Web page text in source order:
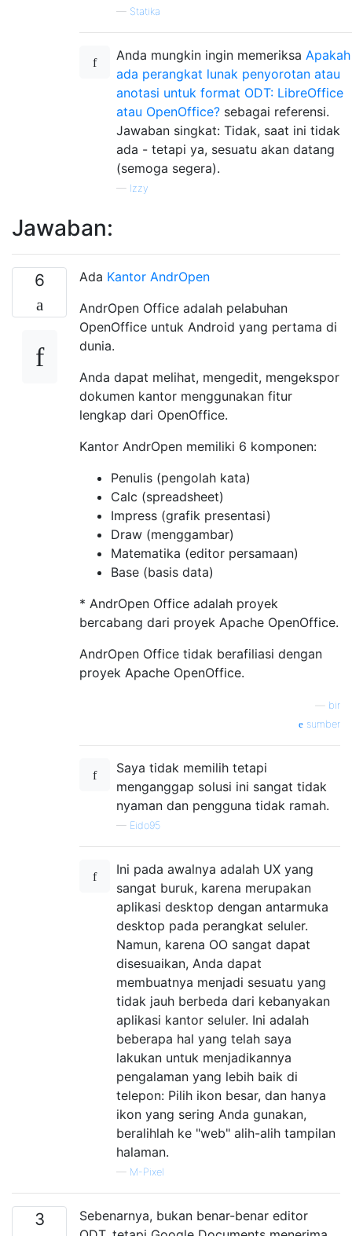
— Statika
Anda mungkin ingin memeriksa Apakah
ada perangkat lunak penyorotan atau
anotasi untuk format ODT: LibreOffice
atau OpenOffice? sebagai referensi.
Jawaban singkat: Tidak, saat ini tidak
ada - tetapi ya, sesuatu akan datang
(semoga segera).
— Izzy
Jawaban:
6 Ada Kantor AndrOpen
AndrOpen Office adalah pelabuhan
OpenOffice untuk Android yang pertama di
dunia.
Anda dapat melihat, mengedit, mengekspor
dokumen kantor menggunakan fitur
lengkap dari OpenOffice.
Kantor AndrOpen memiliki 6 komponen:
Penulis (pengolah kata)
Calc (spreadsheet)
Impress (grafik presentasi)
Draw (menggambar)
Matematika (editor persamaan)
Base (basis data)
* AndrOpen Office adalah proyek
bercabang dari proyek Apache OpenOffice.
AndrOpen Office tidak berafiliasi dengan
proyek Apache OpenOffice.
bir
sumber
Saya tidak memilih tetapi
menganggap solusi ini sangat tidak
nyaman dan pengguna tidak ramah.
— Eido95
Ini pada awalnya adalah UX yang
sangat buruk, karena merupakan
aplikasi desktop dengan antarmuka
desktop pada perangkat seluler.
Namun, karena OO sangat dapat
disesuaikan, Anda dapat
membuatnya menjadi sesuatu yang
tidak jauh berbeda dari kebanyakan
aplikasi kantor seluler. Ini adalah
beberapa hal yang telah saya
lakukan untuk menjadikannya
pengalaman yang lebih baik di
telepon: Pilih ikon besar, dan hanya
ikon yang sering Anda gunakan,
beralihlah ke "web" alih-alih tampilan
halaman.
— M-Pixel
3
Sebenarnya, bukan benar-benar editor